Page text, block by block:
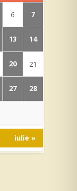
6 7
13 14
20 21
27 28
iulie »